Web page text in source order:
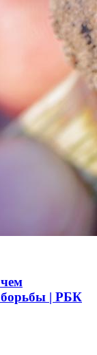
борьбы | РБК